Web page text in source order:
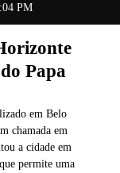
PM
Papa
em Belo
chamada em
a cidade em
permite uma